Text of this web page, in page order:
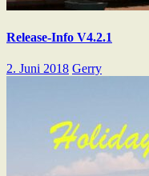
Release-Info V4.2.1
2. Juni 2018 Gerry